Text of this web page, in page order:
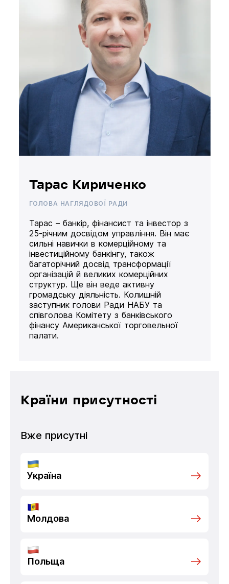
Тарас Кириченко
ГОЛОВА НАГЛЯДОВОЇ РАДИ
Тарас – банкір, фінансист та інвестор з
25-річним досвідом управління. Він має
сильні навички в комерційному та
інвестиційному банкінгу, також
багаторічний досвід трансформації
організацій й великих комерційних
структур. Ще він веде активну
громадську діяльність. Колишній
заступник голови Ради НАБУ та
співголова Комітету з банківського
фінансу Американської торговельної
палати.
Країни присутності
Вже присутні
Україна
Молдова
Польща